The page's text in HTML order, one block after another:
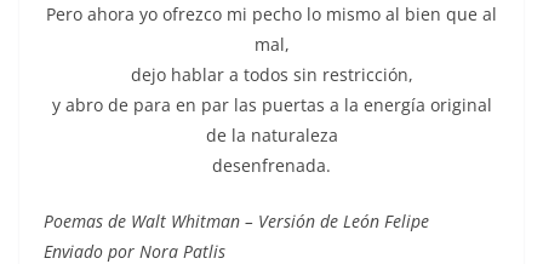
Pero ahora yo ofrezco mi pecho lo mismo al bien que al
mal,
dejo hablar a todos sin restricción,
y abro de para en par las puertas a la energía original
de la naturaleza
desenfrenada.
Poemas de Walt Whitman – Versión de León Felipe
Enviado por Nora Patlis